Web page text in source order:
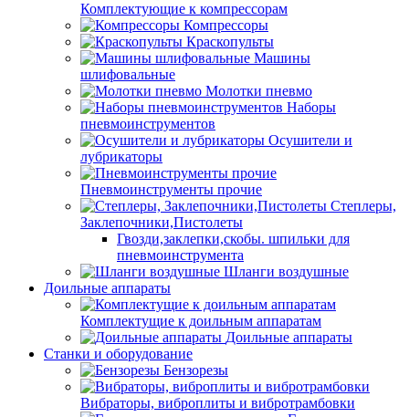
Комплектующие к компрессорам
Компрессоры
Краскопульты
Машины
шлифовальные
Молотки пневмо
Наборы
пневмоинструментов
Осушители и
лубрикаторы
Пневмоинструменты прочие
Степлеры,
Заклепочники,Пистолеты
Гвозди,заклепки,скобы. шпильки для
пневмоинструмента
Шланги воздушные
Доильные аппараты
Комплектущие к доильным аппаратам
Доильные аппараты
Станки и оборудование
Бензорезы
Вибраторы, виброплиты и вибротрамбовки